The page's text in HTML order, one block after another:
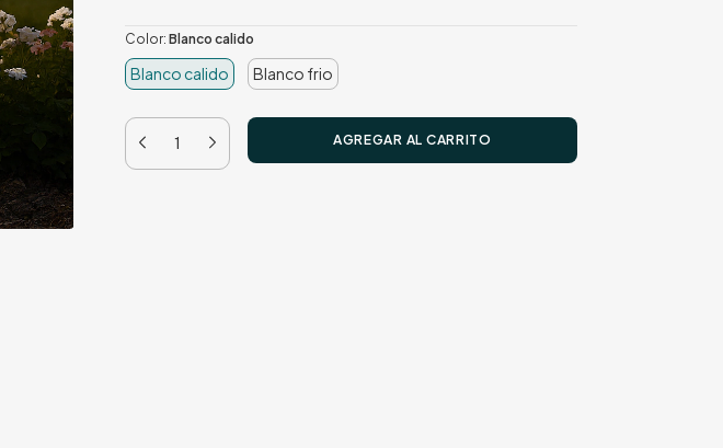
Color: Blanco calido
Blanco calido Blanco frio